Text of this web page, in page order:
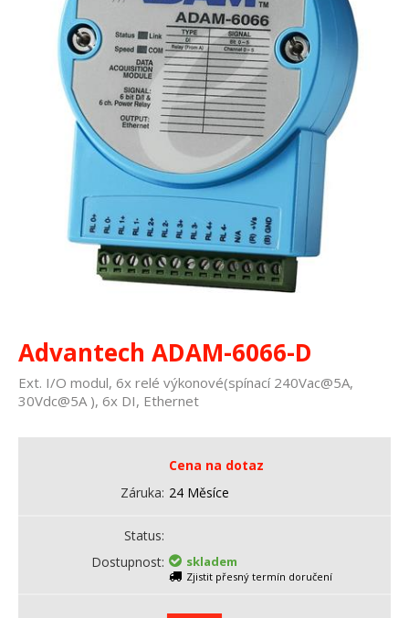
Advantech ADAM-6066-D
Ext. I/O modul, 6x relé výkonové(spínací 240Vac@5A,
30Vdc@5A ), 6x DI, Ethernet
Cena na dotaz
Záruka 24 Měsíce
Status
Dostupnost
skladem
Zjistit přesný termín doručení